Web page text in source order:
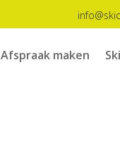
Afspraak maken Ski